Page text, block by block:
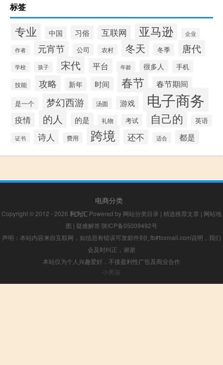
标签
专业 中国 习俗 互联网 亚马逊 企业
作者 元宵节 公司 农村 冬天 冬季 唐代
学校 孩子 宋代 平台 年龄 很多人 手机
技能 攻略 新年 时间 春节 春节期间
是一个 梦幻西游 汤圆 游戏 电子商务
疫情 的人 的是 礼物 考试 自己的 英语
证书 诗人 费用 跨境 还不 适合 都是
电商分类
Copyright © 2012 - 2026 利为汇 Powered by 网站分类目录 | 精选推荐文章 | 网站地
图 | 疑难解答 陕ICP备05009492号
声明：本站内容来自互联网，如信息有错误可发邮件到f_fb#foxmail.com说明，我们
会及时纠正，谢谢
本站仅为个人兴趣爱好，不接盈利性广告及商业合作
小男孩